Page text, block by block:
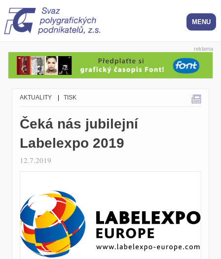
reklama
AKTUALITY TISK
Čeká nás jubilejní
Labelexpo 2019
12.7.2019